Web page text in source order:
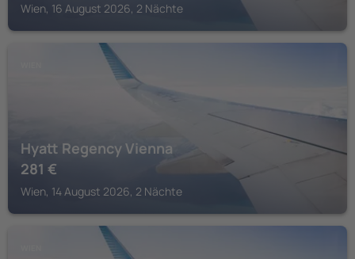
Wien, 16 August 2026, 2 Nächte
Hyatt Regency Vienna
281 €
Wien, 14 August 2026, 2 Nächte